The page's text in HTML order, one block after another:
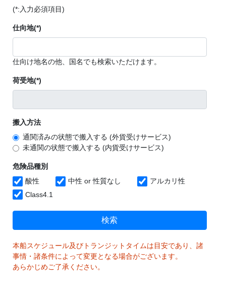
(*:入力必須項目)
仕向地(*)
仕向け地名の他、国名でも検索いただけます。
荷受地(*)
搬入方法
通関済みの状態で搬入する (外貨受けサービス)
未通関の状態で搬入する (内貨受けサービス)
危険品種別
酸性
中性 or 性質なし
アルカリ性
Class4.1
検索
本船スケジュール及びトランジットタイムは目安であり、諸
事情・諸条件によって変更となる場合がございます。
あらかじめご了承ください。